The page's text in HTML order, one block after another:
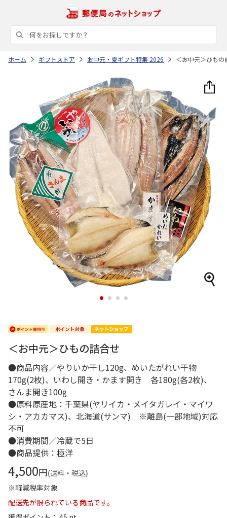
ホーム ギフトストア お中元・夏ギフト特集 2026 ＜お中元＞ひもの
1 2 3 4
＜お中元＞ひもの詰合せ
●商品内容／やりいか干し120g、めいたがれい干物
170g(2枚)、いわし開き・かます開き 各180g(各2枚)、
さんま開き100g
●原料原産地：千葉県(ヤリイカ・メイタガレイ・マイワ
シ・アカカマス)、北海道(サンマ) ※離島(一部地域)対応
不可
●消費期間／冷蔵で5日
●商品提供：極洋
4,500円(送料・税込)
※軽減税率対象
配送先が限られている商品です。